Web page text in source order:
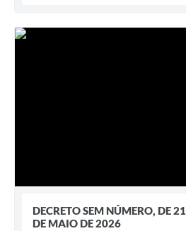
DECRETO SEM NÚMERO, DE 21
DE MAIO DE 2026